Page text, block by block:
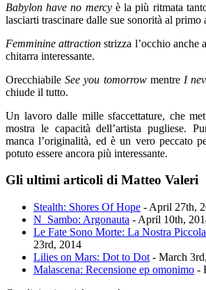
Babylon have no mercyè la più ritmata
lasciarti trascinare dalle sue sonorità al primo
Femminine attractionstrizza l’occhio anche
chitarra interessante.
OrecchiabileSee you tomorrow mentre I
chiude il tutto.
Un lavoro dalle mille sfaccettature, che
mostra le capacità dell’artista pugliese.
manca l’originalità, ed è un vero peccato
potuto essere ancora più interessante.
Gli ultimi articoli di Matteo Valeri
Stealth: Shores Of Hope - April 27th,
N_Sambo: Argonauta - April 10th,
Le Fate Sono Morte: La Nostra
23rd, 2014
Lilies on Mars: Dot to Dot - March
Malascena: Recensione ep omonimo -